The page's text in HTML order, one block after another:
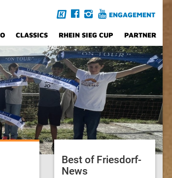
ENGAGEMENT
CLASSICS RHEIN SIEG CUP PARTNER
Best of Friesdorf-
News